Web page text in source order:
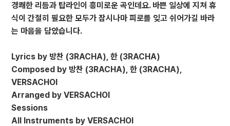
경쾌한 리듬과 탑라인이 흥미로운 곡인데요. 바쁜 일상에 지쳐 휴
식이 간절히 필요한 모두가 잠시나마 피로를 잊고 쉬어가길 바라
는 마음을 담았습니다.
Lyrics by 방찬 (3RACHA), 한 (3RACHA)
Composed by 방찬 (3RACHA), 한 (3RACHA),
VERSACHOI
Arranged by VERSACHOI
Sessions
All Instruments by VERSACHOI